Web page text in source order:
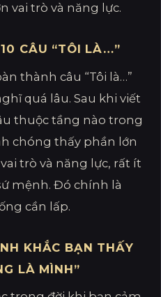
vai trò và năng lực.
CÂU “TÔI LÀ…”
thành câu “Tôi là…”
quá lâu. Sau khi viết
thuộc tầng nào trong
chóng thấy phần lớn
trò và năng lực, rất ít
mệnh. Đó chính là
cần lấp.
KHẮC BẠN THẤY
LÀ MÌNH”